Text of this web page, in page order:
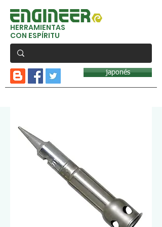
HERRAMIENTAS
CON ESPÍRITU
japonés